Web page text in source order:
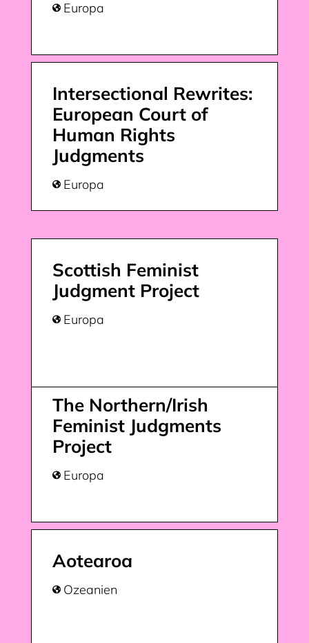
Aotearoa
 Ozeanien
The Northern/Irish
Feminist Judgments
Project
 Europa
Scottish Feminist
Judgment Project
 Europa
Intersectional Rewrites:
European Court of
Human Rights
Judgments
 Europa
 Europa